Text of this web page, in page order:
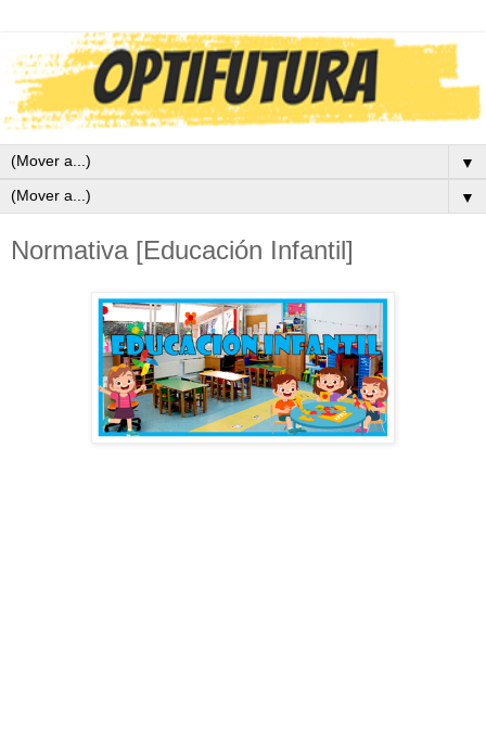
▼
▼
Normativa [Educación Infantil]